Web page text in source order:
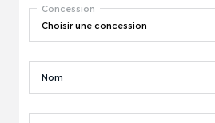
Concession
Nom